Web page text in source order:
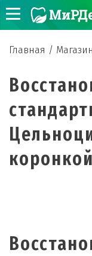
Главная / Магазин